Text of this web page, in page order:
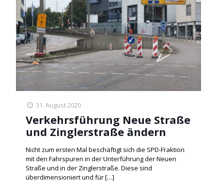
31. August 2020
Verkehrsführung Neue Straße
und Zinglerstraße ändern
Nicht zum ersten Mal beschäftigt sich die SPD-Fraktion
mit den Fahrspuren in der Unterführung der Neuen
Straße und in der Zinglerstraße. Diese sind
überdimensioniert und für[…]